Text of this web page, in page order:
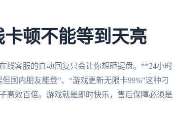
顿不能等到天亮
线客服的自动回复只会让你想砸键盘。**24小时
国内朋友能登”、“游戏更新无限卡99%”这种刁
高效百倍。游戏就是即时快乐，售后保障必须是